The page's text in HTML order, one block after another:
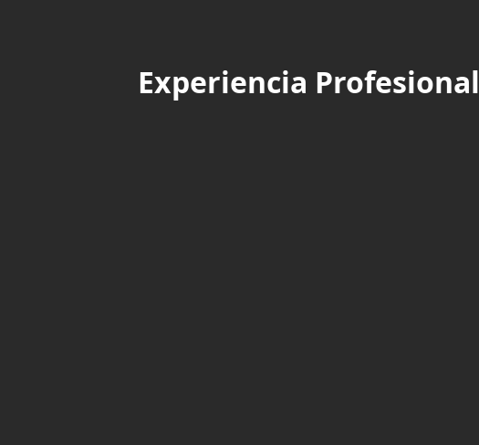
Experiencia Profesional